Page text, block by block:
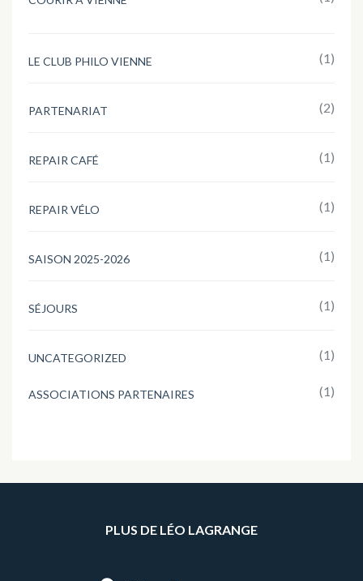
LE CLUB PHILO VIENNE (1)
PARTENARIAT (2)
REPAIR CAFÉ (1)
REPAIR VÉLO (1)
SAISON 2025-2026 (1)
SÉJOURS (1)
UNCATEGORIZED (1)
ASSOCIATIONS PARTENAIRES (1)
PLUS DE LÉO LAGRANGE